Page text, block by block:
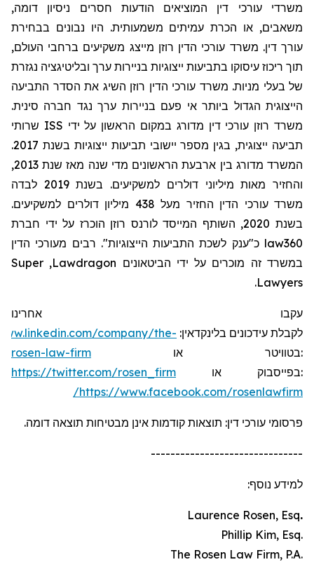
משרדי עורכי דין המוציאים הודעות חסרים ניסיון דומה,
משאבים, או הכרת עמיתים משמעותית. היו נבונים בבחירת
עורך דין. משרד עורכי הדין רוזן מייצג משקיעים ברחבי העולם,
תוך ריכוז עיסוקו בתביעות ייצוגיות בניירות ערך ובליטיגציה נגזרת
של בעלי מניות. משרד עורכי הדין רוזן השיג את הסדר התביעה
הייצוגית הגדול ביותר אי פעם בניירות ערך נגד חברה סינית.
משרד רוזן עורכי דין מדורג במקום הראשון על ידי ISS שרותי
תביעה ייצוגית, בגין מספר יישובי תביעות ייצוגיות בשנת 2017.
המשרד מדורג בין ארבעת הראשונים מדי שנה מאז שנת 2013,
והחזיר מאות מיליוני דולרים למשקיעים. בשנת 2019 לבדה
משרד עורכי הדין החזיר מעל 438 מיליון דולרים למשקיעים.
בשנת 2020, השותף המייסד לורנס רוזן הוכרז על ידי חברת
law360 כ"ענק לשכת התביעות הייצוגיות". רבים מעורכי הדין
במשרד זה מוכרים על ידי הביטאונים Lawdragon
,
Super
Lawyers
.
עקבו אחרינו
לקבלת עידכונים בלינקדאין:
company/the-
rosen-law-firm או בטוויטר:
https://twitter.com/rosen_firm או בפייסבוק:
https://www.facebook.com/rosenlawfirm/
פרסומי עורכי דין: תוצאות קודמות אינן מבטיחות תוצאה דומה.
-------------------------------
למידע נוסף:
.
Laurence Rosen, Esq
.Phillip Kim, Esq
.The Rosen Law Firm, P.A